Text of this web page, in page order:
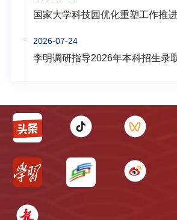
国家大学科技园优化重塑工作推
2026-07-24
李明调研指导2026年本科招生录